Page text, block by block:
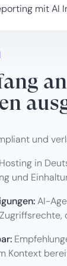
mit AI
und
Hosting in
und
AI-
Kontext